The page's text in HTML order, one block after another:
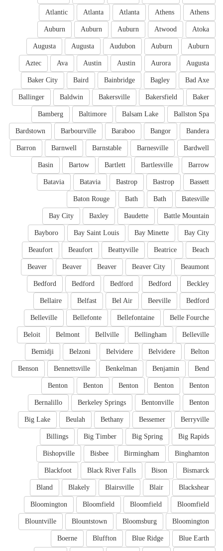
Athens
Athens
Atlanta
Atlanta
Atlantic
Atoka
Atwood
Auburn
Auburn
Auburn
Auburn
Auburn
Audubon
Augusta
Augusta
Augusta
Aurora
Austin
Austin
Ava
Aztec
Bad Axe
Bagley
Bainbridge
Baird
Baker City
Baker
Bakersfield
Bakersville
Baldwin
Ballinger
Ballston Spa
Balsam Lake
Baltimore
Bamberg
Bandera
Bangor
Baraboo
Barbourville
Bardstown
Bardwell
Barnesville
Barnstable
Barnwell
Barron
Barrow
Bartlesville
Bartlett
Bartow
Basin
Bassett
Bastrop
Bastrop
Batavia
Batavia
Batesville
Bath
Bath
Baton Rouge
Battle Mountain
Baudette
Baxley
Bay City
Bay City
Bay Minette
Bay Saint Louis
Bayboro
Beach
Beatrice
Beattyville
Beaufort
Beaufort
Beaumont
Beaver City
Beaver
Beaver
Beaver
Beckley
Bedford
Bedford
Bedford
Bedford
Bedford
Beeville
Bel Air
Belfast
Bellaire
Belle Fourche
Bellefontaine
Bellefonte
Belleville
Belleville
Bellingham
Bellville
Belmont
Beloit
Belton
Belvidere
Belvidere
Belzoni
Bemidji
Bend
Benjamin
Benkelman
Bennettsville
Benson
Benton
Benton
Benton
Benton
Benton
Benton
Bentonville
Berkeley Springs
Bernalillo
Berryville
Bessemer
Bethany
Beulah
Big Lake
Big Rapids
Big Spring
Big Timber
Billings
Binghamton
Birmingham
Bisbee
Bishopville
Bismarck
Bison
Black River Falls
Blackfoot
Blackshear
Blair
Blairsville
Blakely
Bland
Bloomfield
Bloomfield
Bloomfield
Bloomington
Bloomington
Bloomsburg
Blountstown
Blountville
Blue Earth
Blue Ridge
Bluffton
Boerne